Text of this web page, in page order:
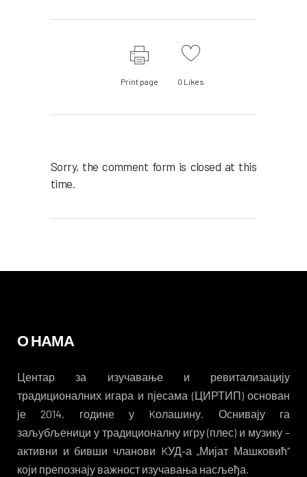
Print page 0 Likes
Sorry, the comment form is closed at this
time.
О НАМА
Центар за изучавање и ревитализацију
традиционалних игара и пјесама (ЦИРТИП) основан
је 2014. године у Kолашину. Оснивају га
заљубљеници у традиционалну игру (плес) и музику –
активни и бивши чланови KУД-а „Мијат Машковић“
који препознају важност изучавања насљеђа.